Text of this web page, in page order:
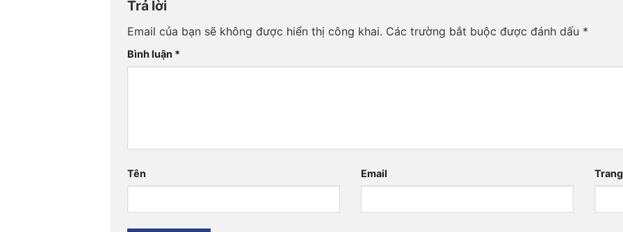
Trả lời
Email của bạn sẽ không được hiển thị công khai. Các trường bắt buộc được đánh dấu *
Bình luận *
Tên Email